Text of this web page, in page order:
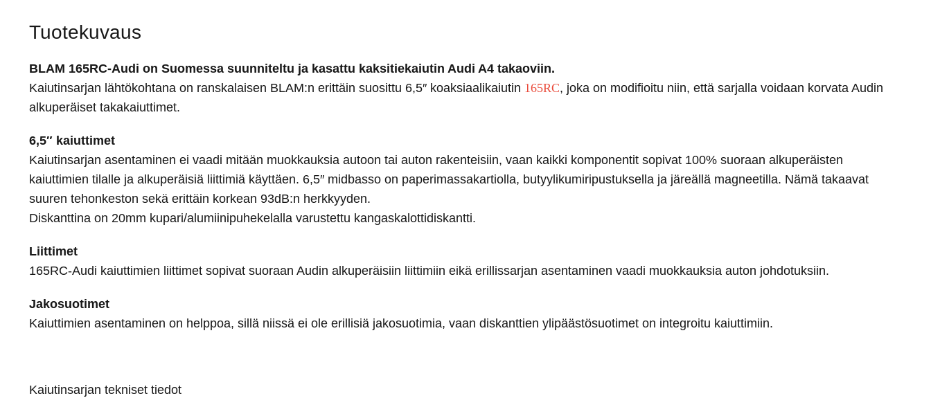
Tuotekuvaus
BLAM 165RC-Audi on Suomessa suunniteltu ja kasattu kaksitiekaiutin Audi A4 takaoviin.
Kaiutinsarjan lähtökohtana on ranskalaisen BLAM:n erittäin suosittu 6,5″ koaksiaalikaiutin 165RC, joka on modifioitu niin, että sarjalla voidaan korvata Audin
alkuperäiset takakaiuttimet.
6,5″ kaiuttimet
Kaiutinsarjan asentaminen ei vaadi mitään muokkauksia autoon tai auton rakenteisiin, vaan kaikki komponentit sopivat 100% suoraan alkuperäisten
kaiuttimien tilalle ja alkuperäisiä liittimiä käyttäen. 6,5″ midbasso on paperimassakartiolla, butyylikumiripustuksella ja järeällä magneetilla. Nämä takaavat
suuren tehonkeston sekä erittäin korkean 93dB:n herkkyyden.
Diskanttina on 20mm kupari/alumiinipuhekelalla varustettu kangaskalottidiskantti.
Liittimet
165RC-Audi kaiuttimien liittimet sopivat suoraan Audin alkuperäisiin liittimiin eikä erillissarjan asentaminen vaadi muokkauksia auton johdotuksiin.
Jakosuotimet
Kaiuttimien asentaminen on helppoa, sillä niissä ei ole erillisiä jakosuotimia, vaan diskanttien ylipäästösuotimet on integroitu kaiuttimiin.
Kaiutinsarjan tekniset tiedot